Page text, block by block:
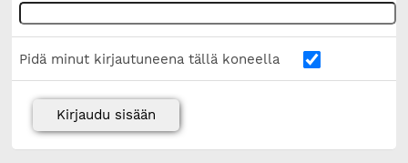
Pidä minut kirjautuneena tällä koneella